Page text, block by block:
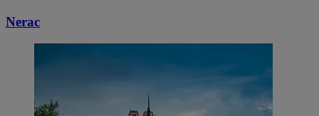
Nerac